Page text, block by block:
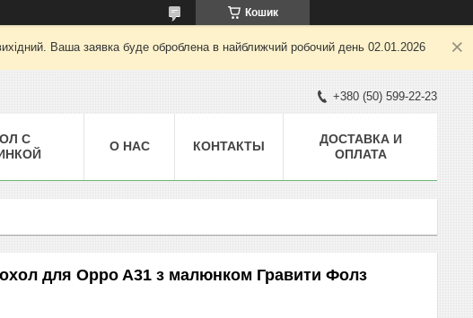
Кошик
Ваша заявка буде оброблена в найближчий робочий день 02.01.2026
+380 (50) 599-22-23
С
О НАС КОНТАКТЫ
ДОСТАВКА И
ОПЛАТА
для Oppo A31 з малюнком Гравити Фолз